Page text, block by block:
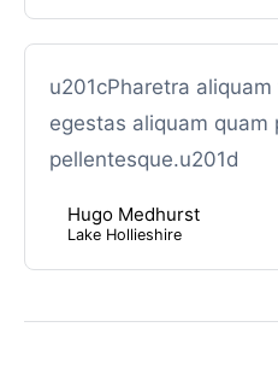
u201cPharetra
egestas aliquam quam
pellentesque.u201d
Hugo Medhurst
Lake Hollieshire